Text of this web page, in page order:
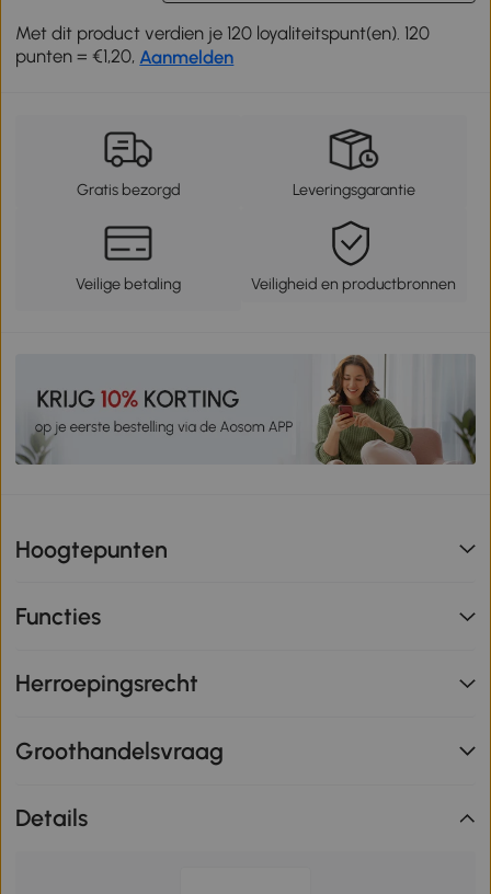
Met dit product verdien je 120 loyaliteitspunt(en). 120
punten = €1,20, Aanmelden
Gratis bezorgd Leveringsgarantie
Veilige betaling Veiligheid en productbronnen
Hoogtepunten
Functies
Herroepingsrecht
Groothandelsvraag
Details